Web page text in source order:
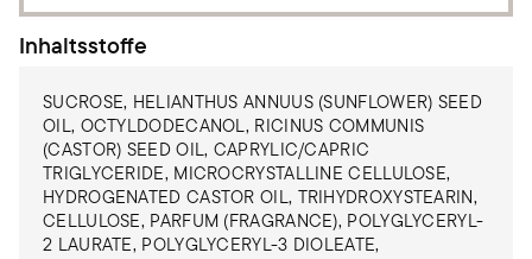
Inhaltsstoffe
SUCROSE, HELIANTHUS ANNUUS (SUNFLOWER) SEED
OIL, OCTYLDODECANOL, RICINUS COMMUNIS
(CASTOR) SEED OIL, CAPRYLIC/CAPRIC
TRIGLYCERIDE, MICROCRYSTALLINE CELLULOSE,
HYDROGENATED CASTOR OIL, TRIHYDROXYSTEARIN,
CELLULOSE, PARFUM (FRAGRANCE), POLYGLYCERYL-
2 LAURATE, POLYGLYCERYL-3 DIOLEATE,